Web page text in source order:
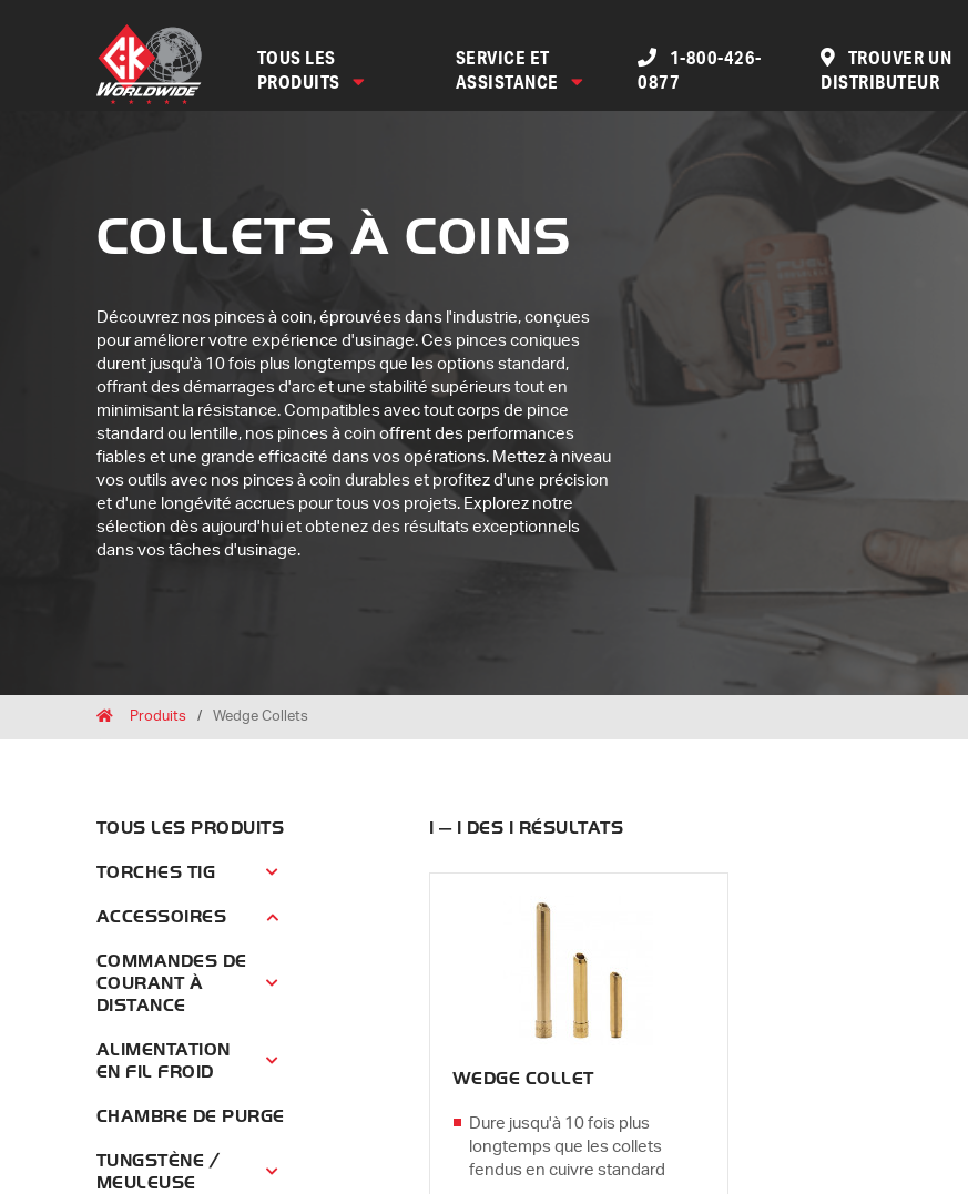
TOUS LES
PRODUITS
SERVICE ET
ASSISTANCE
1-800-426-
0877
TROUVER UN
DISTRIBUTEUR
COLLETS À COINS
Découvrez nos pinces à coin, éprouvées dans l'industrie, conçues
pour améliorer votre expérience d'usinage. Ces pinces coniques
durent jusqu'à 10 fois plus longtemps que les options standard,
offrant des démarrages d'arc et une stabilité supérieurs tout en
minimisant la résistance. Compatibles avec tout corps de pince
standard ou lentille, nos pinces à coin offrent des performances
fiables et une grande efficacité dans vos opérations. Mettez à niveau
vos outils avec nos pinces à coin durables et profitez d'une précision
et d'une longévité accrues pour tous vos projets. Explorez notre
sélection dès aujourd'hui et obtenez des résultats exceptionnels
dans vos tâches d'usinage.
HomeProduits Wedge Collets
TOUS LES PRODUITS
TORCHES TIG Torches TIG Menu
ACCESSOIRES Accessoires Menu
COMMANDES DE
COURANT À
DISTANCE
Commandes de courant à distance Menu
ALIMENTATION
EN FIL FROID
Alimentation en fil froid Menu
CHAMBRE DE PURGE
TUNGSTÈNE /
MEULEUSE
Tungstène / Meuleuse Menu
1 — 1 DES 1 RÉSULTATS
WEDGE COLLET
Dure jusqu'à 10 fois plus
longtemps que les collets
fendus en cuivre standard